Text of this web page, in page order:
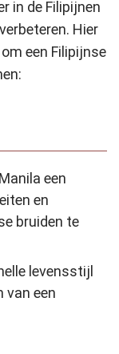
in de Filipijnen
Hier
een Filipijnse
een
en
bruiden te
levensstijl
van een